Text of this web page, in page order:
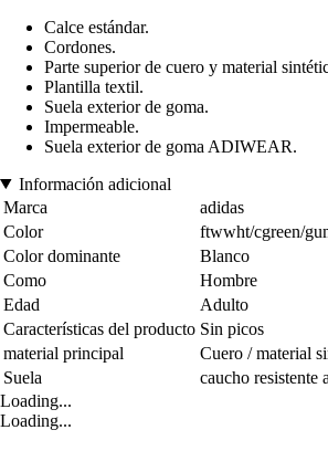
Calce estándar.
Cordones.
Parte superior de cuero y material
Plantilla textil.
Suela exterior de goma.
Impermeable.
Suela exterior de goma ADIWEAR.
Información adicional
Marca
adidas
Color
ftwwht/cgreen/
Color dominante
Blanco
Como
Hombre
Edad
Adulto
Características del producto Sin picos
material principal
Cuero / material
Suela
caucho resistente
Loading...
Loading...